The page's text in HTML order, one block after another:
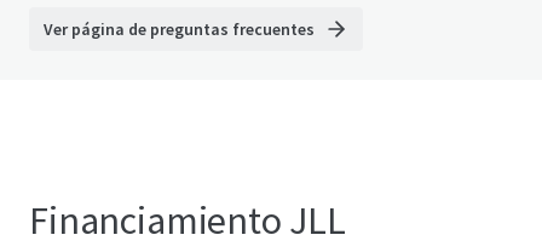
Ver página de preguntas frecuentes
Financiamiento JLL